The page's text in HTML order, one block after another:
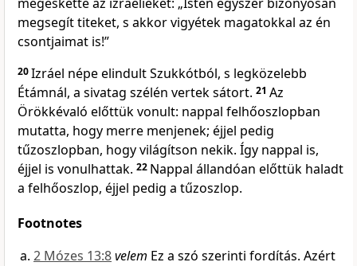
megsegít titeket, s akkor vigyétek magatokkal az én
csontjaimat is!”
20Izráel népe elindult Szukkótból, s legközelebb
Étámnál, a sivatag szélén vertek sátort. 21 Az
Örökkévaló előttük vonult: nappal felhőoszlopban
mutatta, hogy merre menjenek; éjjel pedig
tűzoszlopban, hogy világítson nekik. Így nappal is,
éjjel is vonulhattak. 22 Nappal állandóan előttük haladt
a felhőoszlop, éjjel pedig a tűzoszlop.
Footnotes
2 Mózes 13:8velem Ez a szó szerinti fordítás. Azért